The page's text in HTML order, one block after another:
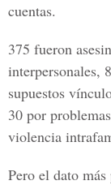
cuentas.
375 fueron
interpersonales,
supuestos
30 por
violencia
Pero el dato